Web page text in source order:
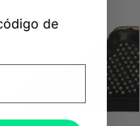
-50%
de